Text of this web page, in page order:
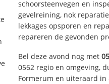
schoorsteenvegen en
gevelreining, nok
lekkages opsporen en
repareren de gevonden
Bel deze avond nog met
0562 regio en omgeving,
Formerum en uiteraard in